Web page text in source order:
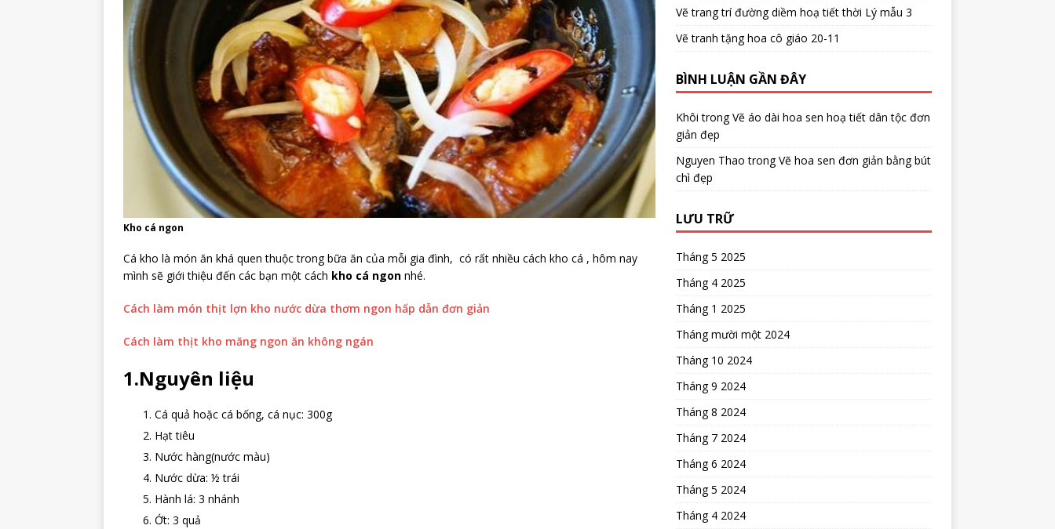
Kho cá ngon
Cá kho là món ăn khá quen thuộc trong bữa ăn của mỗi gia đình, có rất nhiều cách kho cá , hôm nay
mình sẽ giới thiệu đến các bạn một cách kho cá ngon nhé.
Cách làm món thịt lợn kho nước dừa thơm ngon hấp dẫn đơn giản
Cách làm thịt kho măng ngon ăn không ngán
1.Nguyên liệu
Cá quả hoặc cá bống, cá nục: 300g
Hạt tiêu
Nước hàng(nước màu)
Nước dừa: ½ trái
Hành lá: 3 nhánh
Ớt: 3 quả
Vẽ trang trí đường diềm hoạ tiết thời Lý mẫu 3
Vẽ tranh tặng hoa cô giáo 20-11
BÌNH LUẬN GẦN ĐÂY
Khôi trongVẽ áo dài hoa sen hoạ tiết dân tộc đơn
giản đẹp
Nguyen Thao trongVẽ hoa sen đơn giản bằng bút
chì đẹp
LƯU TRỮ
Tháng 5 2025
Tháng 4 2025
Tháng 1 2025
Tháng mười một 2024
Tháng 10 2024
Tháng 9 2024
Tháng 8 2024
Tháng 7 2024
Tháng 6 2024
Tháng 5 2024
Tháng 4 2024